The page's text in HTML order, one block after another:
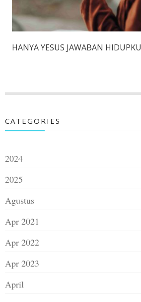
HANYA YESUS JAWABAN HIDUPKU
CATEGORIES
2024
2025
Agustus
Apr 2021
Apr 2022
Apr 2023
April